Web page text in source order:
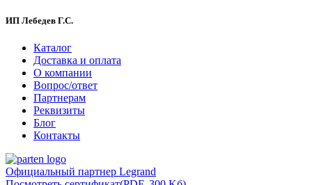
ИП Лебедев Г.С.
Каталог
Доставка и оплата
О компании
Вопрос/ответ
Партнерам
Реквизиты
Блог
Контакты
Официальный партнер Legrand